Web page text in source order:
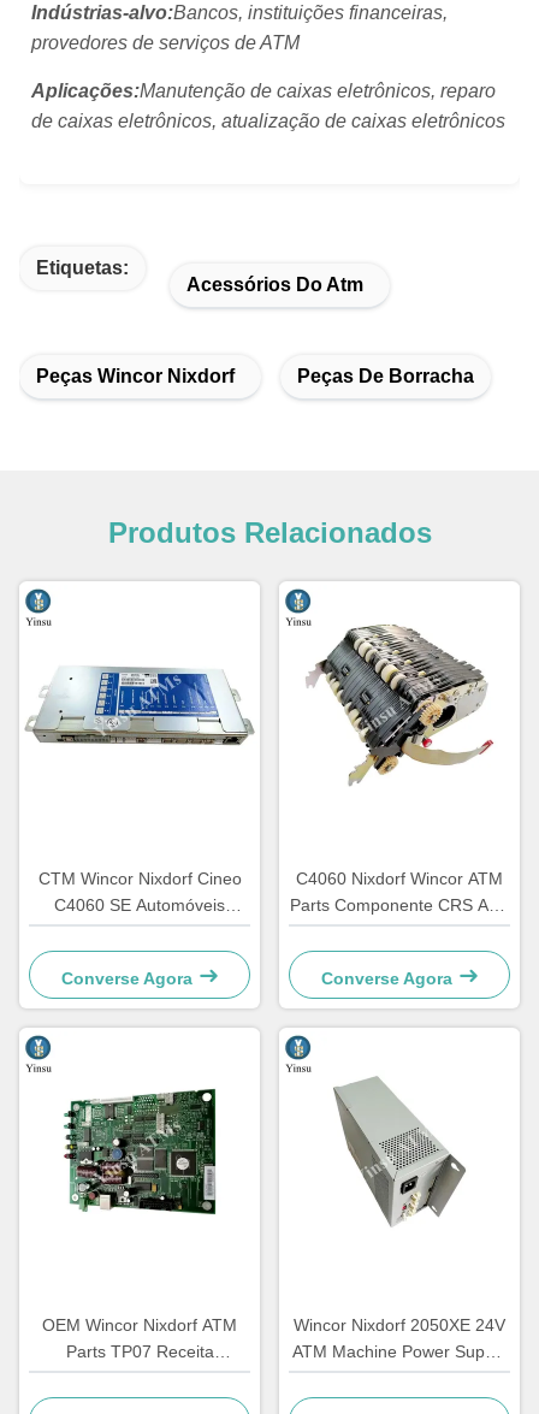
Indústrias-alvo:Bancos, instituições financeiras,
provedores de serviços de ATM
Aplicações:Manutenção de caixas eletrônicos, reparo
de caixas eletrônicos, atualização de caixas eletrônicos
Etiquetas:
Acessórios Do Atm
Peças Wincor Nixdorf Peças De Borracha
Produtos Relacionados
CTM Wincor Nixdorf Cineo
C4060 SE Automóveis
Automóveis Partes
Eletrônicos Especiais
1750147868
Converse Agora
C4060 Nixdorf Wincor ATM
Parts Componente CRS ATS
Unidade de centralização AU
Modulo 1750134478
Converse Agora
OEM Wincor Nixdorf ATM
Parts TP07 Receita
Impressora PCB Central
Controller Board
Wincor Nixdorf 2050XE 24V
ATM Machine Power Supply
Parts 01750069162
1750069162